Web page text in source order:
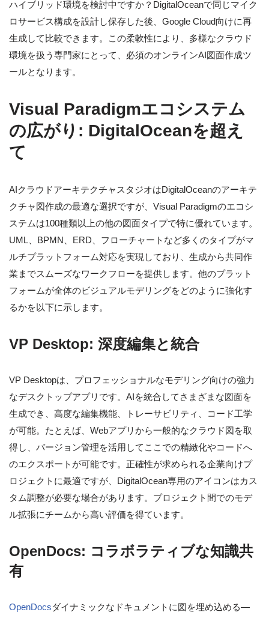
ハイブリッド環境を検討中ですか？DigitalOceanで同じマイク
ロサービス構成を設計し保存した後、Google Cloud向けに再
生成して比較できます。この柔軟性により、多様なクラウド
環境を扱う専門家にとって、必須のオンラインAI図面作成ツ
ールとなります。
Visual Paradigmエコシステム
の広がり: DigitalOceanを超え
て
AIクラウドアーキテクチャスタジオはDigitalOceanのアーキテ
クチャ図作成の最適な選択ですが、Visual Paradigmのエコシ
ステムは100種類以上の他の図面タイプで特に優れています。
UML、BPMN、ERD、フローチャートなど多くのタイプがマ
ルチプラットフォーム対応を実現しており、生成から共同作
業までスムーズなワークフローを提供します。他のプラット
フォームが全体のビジュアルモデリングをどのように強化す
るかを以下に示します。
VP Desktop: 深度編集と統合
VP Desktopは、プロフェッショナルなモデリング向けの強力
なデスクトップアプリです。AIを統合してさまざまな図面を
生成でき、高度な編集機能、トレーサビリティ、コード工学
が可能。たとえば、Webアプリから一般的なクラウド図を取
得し、バージョン管理を活用してここでの精緻化やコードへ
のエクスポートが可能です。正確性が求められる企業向けプ
ロジェクトに最適ですが、DigitalOcean専用のアイコンはカス
タム調整が必要な場合があります。プロジェクト間でのモデ
ル拡張にチームから高い評価を得ています。
OpenDocs: コラボラティブな知識共
有
OpenDocsダイナミックなドキュメントに図を埋め込める—